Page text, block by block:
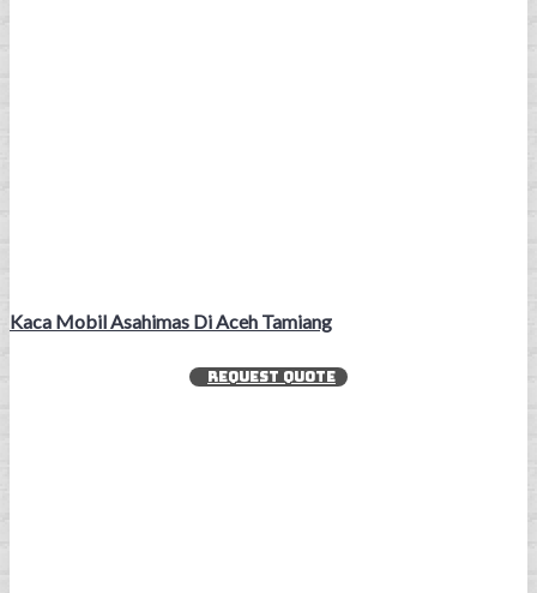
Kaca Mobil Asahimas Di Aceh Tamiang
REQUEST QUOTE